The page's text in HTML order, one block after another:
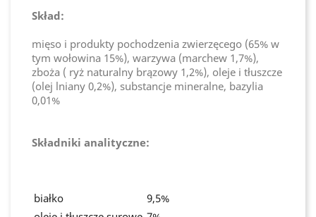
Skład:
mięso i produkty pochodzenia zwierzęcego (65% w
tym wołowina 15%), warzywa (marchew 1,7%),
zboża ( ryż naturalny brązowy 1,2%), oleje i tłuszcze
(olej lniany 0,2%), substancje mineralne, bazylia
0,01%
Składniki analityczne:
białko
9,5%